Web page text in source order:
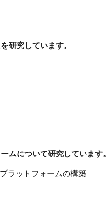
研究しています。
ムについて研究しています。
ラットフォームの構築